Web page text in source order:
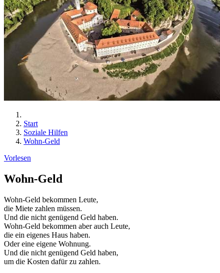
Start
Soziale Hilfen
Wohn-Geld
Vorlesen
Wohn-Geld
Wohn-Geld bekommen Leute,
die Miete zahlen müssen.
Und die nicht genügend Geld haben.
Wohn-Geld bekommen aber auch Leute,
die ein eigenes Haus haben.
Oder eine eigene Wohnung.
Und die nicht genügend Geld haben,
um die Kosten dafür zu zahlen.